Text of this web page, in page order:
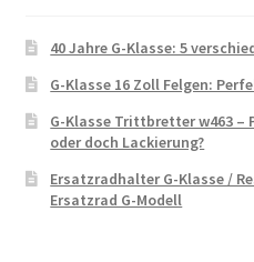
40 Jahre G-Klasse: 5
G-Klasse 16 Zoll Felgen:
G-Klasse Trittbretter w463 –
oder doch Lackierung?
Ersatzradhalter G-Klasse /
Ersatzrad G-Modell